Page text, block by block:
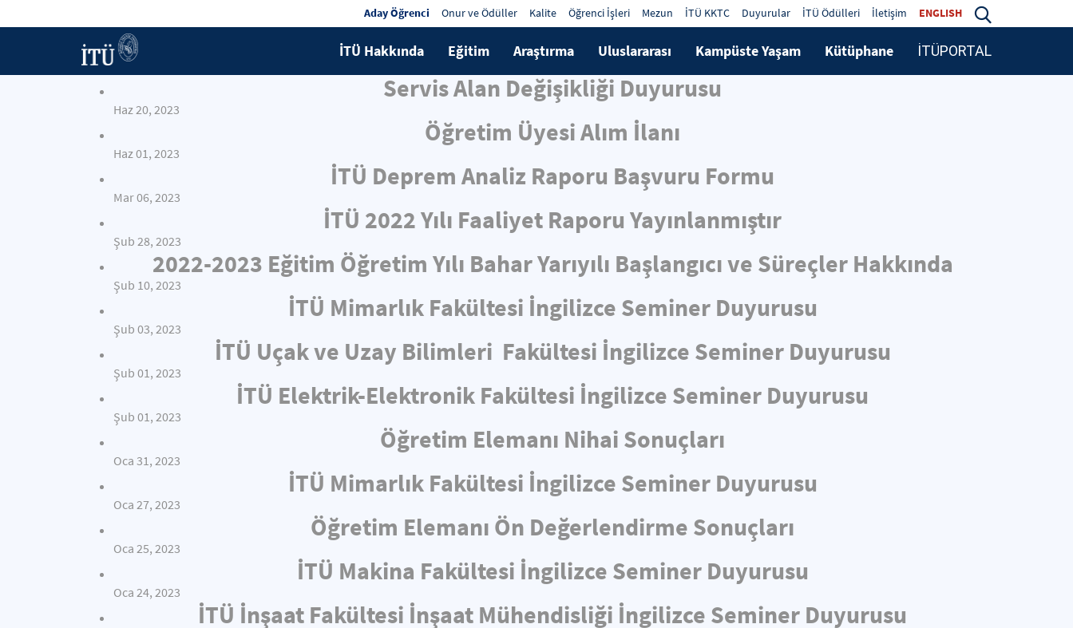
Aday Öğrenci Onur ve Ödüller Kalite Öğrenci İşleri Mezun İTÜ KKTC Duyurular İTÜ Ödülleri İletişim ENGLISH
İTÜ Hakkında Eğitim Araştırma Uluslararası Kampüste Yaşam Kütüphane İTÜPORTAL
Servis Alan Değişikliği Duyurusu
Haz 20, 2023
Öğretim Üyesi Alım İlanı
Haz 01, 2023
İTÜ Deprem Analiz Raporu Başvuru Formu
Mar 06, 2023
İTÜ 2022 Yılı Faaliyet Raporu Yayınlanmıştır
Şub 28, 2023
2022-2023 Eğitim Öğretim Yılı Bahar Yarıyılı Başlangıcı ve Süreçler Hakkında
Şub 10, 2023
İTÜ Mimarlık Fakültesi İngilizce Seminer Duyurusu
Şub 03, 2023
İTÜ Uçak ve Uzay Bilimleri Fakültesi İngilizce Seminer Duyurusu
Şub 01, 2023
İTÜ Elektrik-Elektronik Fakültesi İngilizce Seminer Duyurusu
Şub 01, 2023
Öğretim Elemanı Nihai Sonuçları
Oca 31, 2023
İTÜ Mimarlık Fakültesi İngilizce Seminer Duyurusu
Oca 27, 2023
Öğretim Elemanı Ön Değerlendirme Sonuçları
Oca 25, 2023
İTÜ Makina Fakültesi İngilizce Seminer Duyurusu
Oca 24, 2023
İTÜ İnşaat Fakültesi İnşaat Mühendisliği İngilizce Seminer Duyurusu